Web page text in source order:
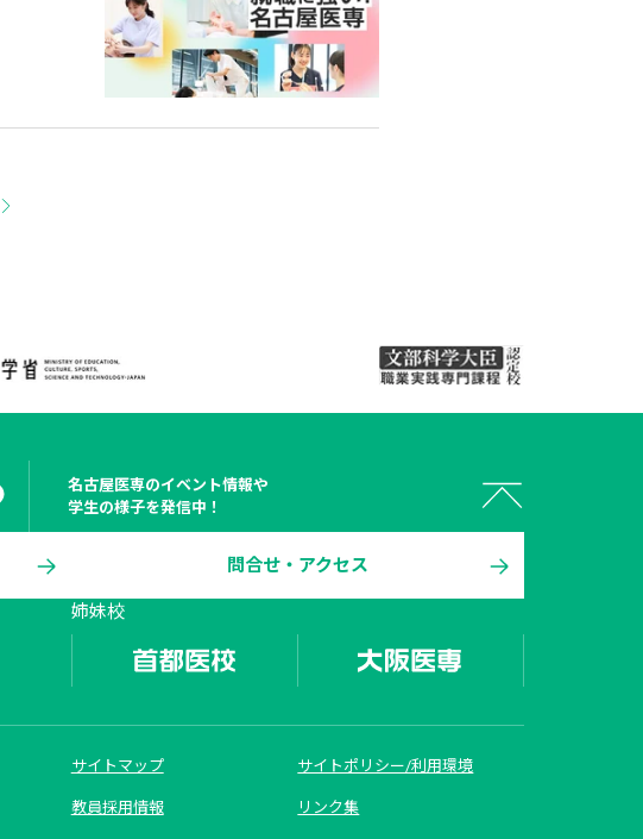
名古屋医専のイベント情報や
学生の様子を発信中！
問合せ・アクセス
姉妹校
サイトマップ
教員採用情報
サイトポリシー/利用環境
リンク集